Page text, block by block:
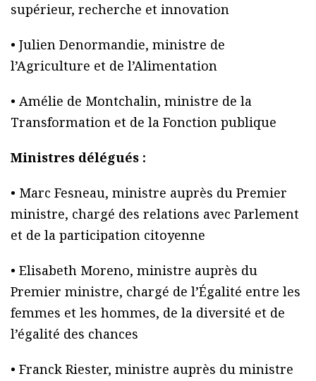
supérieur, recherche et innovation
• Julien Denormandie, ministre de
l’Agriculture et de l’Alimentation
• Amélie de Montchalin, ministre de la
Transformation et de la Fonction publique
Ministres délégués :
• Marc Fesneau, ministre auprès du Premier
ministre, chargé des relations avec Parlement
et de la participation citoyenne
• Elisabeth Moreno, ministre auprès du
Premier ministre, chargé de l’Égalité entre les
femmes et les hommes, de la diversité et de
l’égalité des chances
• Franck Riester, ministre auprès du ministre